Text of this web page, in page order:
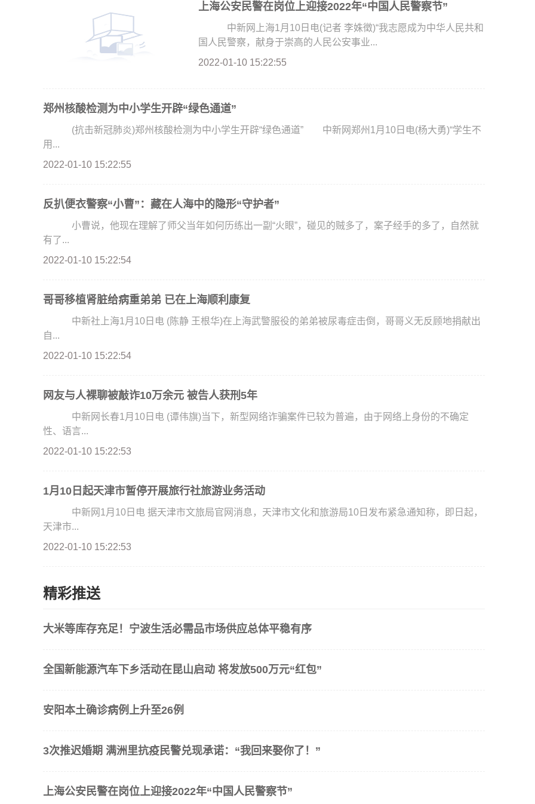
上海公安民警在岗位上迎接2022年“中国人民警察节”
中新网上海1月10日电(记者 李姝徵)“我志愿成为中华人民共和
国人民警察，献身于崇高的人民公安事业...
2022-01-10 15:22:55
郑州核酸检测为中小学生开辟“绿色通道”
(抗击新冠肺炎)郑州核酸检测为中小学生开辟“绿色通道” 中新网郑州1月10日电(杨大勇)“学生不
用...
2022-01-10 15:22:55
反扒便衣警察“小曹”：藏在人海中的隐形“守护者”
小曹说，他现在理解了师父当年如何历练出一副“火眼”，碰见的贼多了，案子经手的多了，自然就
有了...
2022-01-10 15:22:54
哥哥移植肾脏给病重弟弟 已在上海顺利康复
中新社上海1月10日电 (陈静 王根华)在上海武警服役的弟弟被尿毒症击倒，哥哥义无反顾地捐献出
自...
2022-01-10 15:22:54
网友与人裸聊被敲诈10万余元 被告人获刑5年
中新网长春1月10日电 (谭伟旗)当下，新型网络诈骗案件已较为普遍，由于网络上身份的不确定
性、语言...
2022-01-10 15:22:53
1月10日起天津市暂停开展旅行社旅游业务活动
中新网1月10日电 据天津市文旅局官网消息，天津市文化和旅游局10日发布紧急通知称，即日起，
天津市...
2022-01-10 15:22:53
精彩推送
大米等库存充足！宁波生活必需品市场供应总体平稳有序
全国新能源汽车下乡活动在昆山启动 将发放500万元“红包”
安阳本土确诊病例上升至26例
3次推迟婚期 满洲里抗疫民警兑现承诺：“我回来娶你了！”
上海公安民警在岗位上迎接2022年“中国人民警察节”